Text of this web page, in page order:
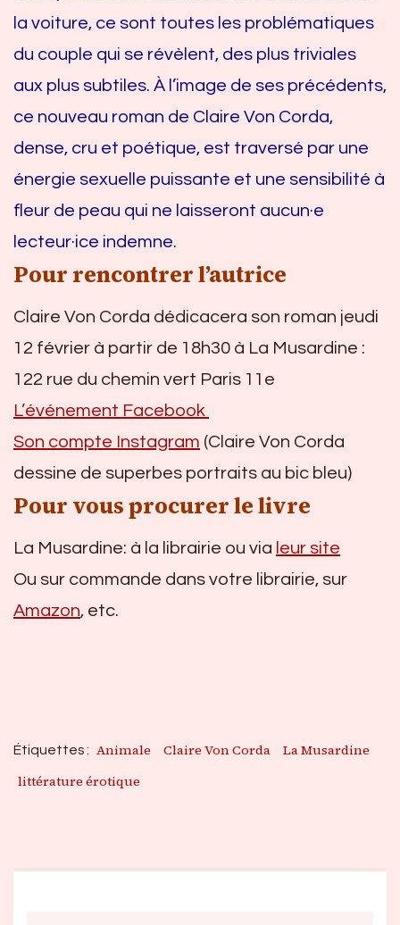
la voiture, ce sont toutes les problématiques
du couple qui se révèlent, des plus triviales
aux plus subtiles. À l’image de ses précédents,
ce nouveau roman de Claire Von Corda,
dense, cru et poétique, est traversé par une
énergie sexuelle puissante et une sensibilité à
fleur de peau qui ne laisseront aucun·e
lecteur·ice indemne.
Pour rencontrer l’autrice
Claire Von Corda dédicacera son roman jeudi
12 février à partir de 18h30 à La Musardine :
122 rue du chemin vert Paris 11e
L’événement Facebook
Son compte Instagram (Claire Von Corda
dessine de superbes portraits au bic bleu)
Pour vous procurer le livre
La Musardine: à la librairie ou via leur site
Ou sur commande dans votre librairie, sur
Amazon, etc.
Étiquettes : Animale Claire Von Corda
La Musardine
littérature érotique